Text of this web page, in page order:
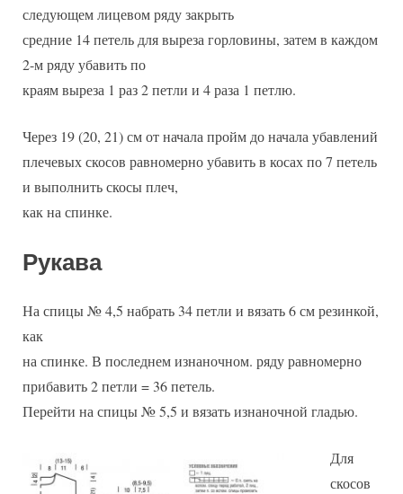
следующем лицевом ряду закрыть
средние 14 петель для выреза горловины, затем в каждом
2-м ряду убавить по
краям выреза 1 раз 2 петли и 4 раза 1 петлю.
Через 19 (20, 21) см от начала пройм до начала убавлений
плечевых скосов равномерно убавить в косах по 7 петель
и выполнить скосы плеч,
как на спинке.
Рукава
На спицы № 4,5 набрать 34 петли и вязать 6 см резинкой,
как
на спинке. В последнем изнаночном. ряду равномерно
прибавить 2 петли = 36 петель.
Перейти на спицы № 5,5 и вязать изнаночной гладью.
Для
скосов